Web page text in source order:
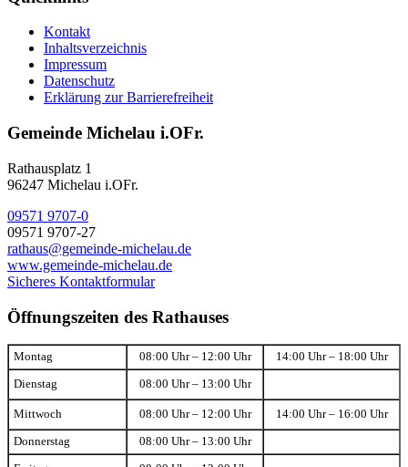
Kontakt
Inhaltsverzeichnis
Impressum
Datenschutz
Erklärung zur Barrierefreiheit
Gemeinde Michelau i.OFr.
Rathausplatz 1
96247 Michelau i.OFr.
09571 9707-0
09571 9707-27
rathaus@gemeinde-michelau.de
www.gemeinde-michelau.de
Sicheres Kontaktformular
Öffnungszeiten des Rathauses
Montag 08:00 Uhr – 12:00 Uhr 14:00 Uhr – 18:00 Uhr
Dienstag 08:00 Uhr – 13:00 Uhr
Mittwoch 08:00 Uhr – 12:00 Uhr 14:00 Uhr – 16:00 Uhr
Donnerstag 08:00 Uhr – 13:00 Uhr